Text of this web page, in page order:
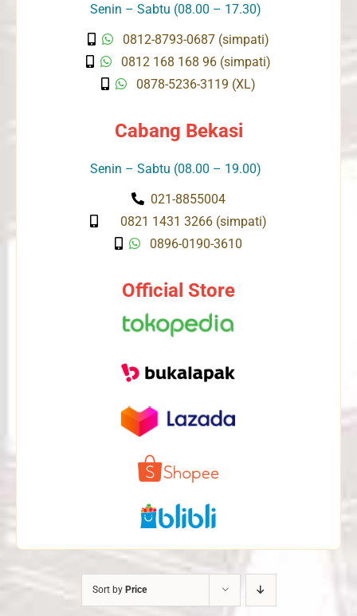
Senin – Sabtu (08.00 – 17.30)
0812-8793-0687 (simpati)
0812 168 168 96 (simpati)
0878-5236-3119 (XL)
Cabang Bekasi
Senin – Sabtu (08.00 – 19.00)
021-8855004
0821 1431 3266 (simpati)
0896-0190-3610
Official Store
Sort by Price